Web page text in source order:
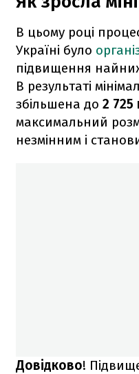
В цьому році
Україні було
підвищення
В результаті
збільшена до 2 725
максимальний
незмінним і
Довідково!